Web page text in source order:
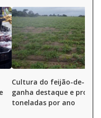
Cultura do feijão-de-
ganha destaque e produz
toneladas por ano